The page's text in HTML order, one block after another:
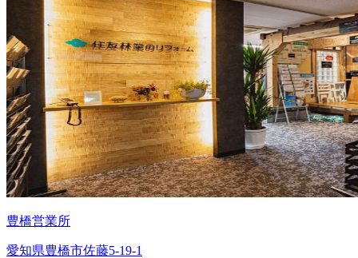
豊橋営業所
愛知県豊橋市佐藤5-19-1